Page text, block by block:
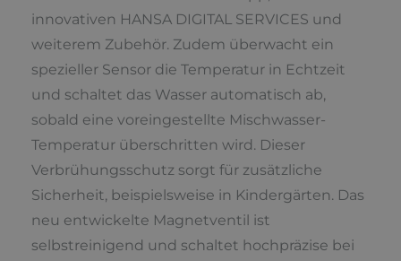
innovativen HANSA DIGITAL SERVICES und
weiterem Zubehör. Zudem überwacht ein
spezieller Sensor die Temperatur in Echtzeit
und schaltet das Wasser automatisch ab,
sobald eine voreingestellte Mischwasser-
Temperatur überschritten wird. Dieser
Verbrühungsschutz sorgt für zusätzliche
Sicherheit, beispielsweise in Kindergärten. Das
neu entwickelte Magnetventil ist
selbstreinigend und schaltet hochpräzise bei